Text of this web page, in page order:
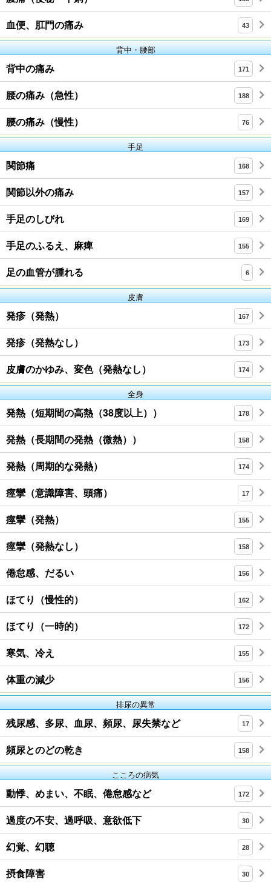
血便、肛門の痛み 43
背中・腰部
背中の痛み 171
腰の痛み（急性） 188
腰の痛み（慢性） 76
手足
関節痛 168
関節以外の痛み 157
手足のしびれ 169
手足のふるえ、麻痺 155
足の血管が腫れる 6
皮膚
発疹（発熱） 167
発疹（発熱なし） 173
皮膚のかゆみ、変色（発熱なし） 174
全身
発熱（短期間の高熱（38度以上）） 178
発熱（長期間の発熱（微熱）） 158
発熱（周期的な発熱） 174
痙攣（意識障害、頭痛） 17
痙攣（発熱） 155
痙攣（発熱なし） 158
倦怠感、だるい 156
ほてり（慢性的） 162
ほてり（一時的） 172
寒気、冷え 155
体重の減少 156
排尿の異常
残尿感、多尿、血尿、頻尿、尿失禁など 17
頻尿とのどの乾き 158
こころの病気
動悸、めまい、不眠、倦怠感など 172
過度の不安、過呼吸、意欲低下 30
幻覚、幻聴 28
摂食障害 30